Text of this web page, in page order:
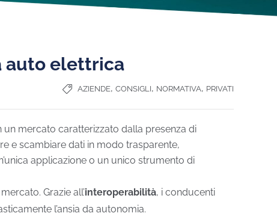
auto elettrica
AZIENDE, CONSIGLI, NORMATIVA, PRIVATI
un mercato caratterizzato dalla presenza di
e scambiare dati in modo trasparente,
applicazione o un unico strumento di
Grazie all’interoperabilità, i conducenti
l’ansia da autonomia.